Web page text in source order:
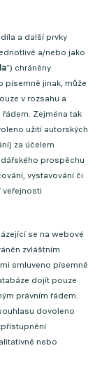
a další prvky
a/nebo jako
“) chráněny
písemně jinak, může
v rozsahu a
Zejména tak
užití autorských
za účelem
prospěchu
vystavování či
veřejnosti
se na webové
zvláštním
smluveno písemně
dojít pouze
právním řádem.
dovoleno
nebo